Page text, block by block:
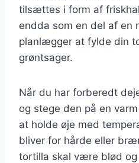
tilsættes i form af
endda som en del af en
planlægger at fylde din
grøntsager.
Når du har forberedt
og stege den på en
at holde øje med
bliver for hårde eller
tortilla skal være blød